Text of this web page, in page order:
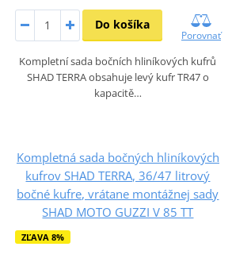
Do košíka
Porovnať
Kompletní sada bočních hliníkových kufrů
SHAD TERRA obsahuje levý kufr TR47 o
kapacitě…
Kompletná sada bočných hliníkových
kufrov SHAD TERRA, 36/47 litrový
bočné kufre, vrátane montážnej sady
SHAD MOTO GUZZI V 85 TT
ZĽAVA 8%